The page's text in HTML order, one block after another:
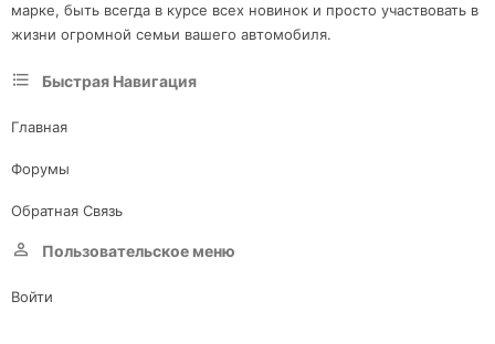
марке, быть всегда в курсе всех новинок и просто участвовать в
жизни огромной семьи вашего автомобиля.
Быстрая Навигация
Главная
Форумы
Обратная Связь
Пользовательское меню
Войти